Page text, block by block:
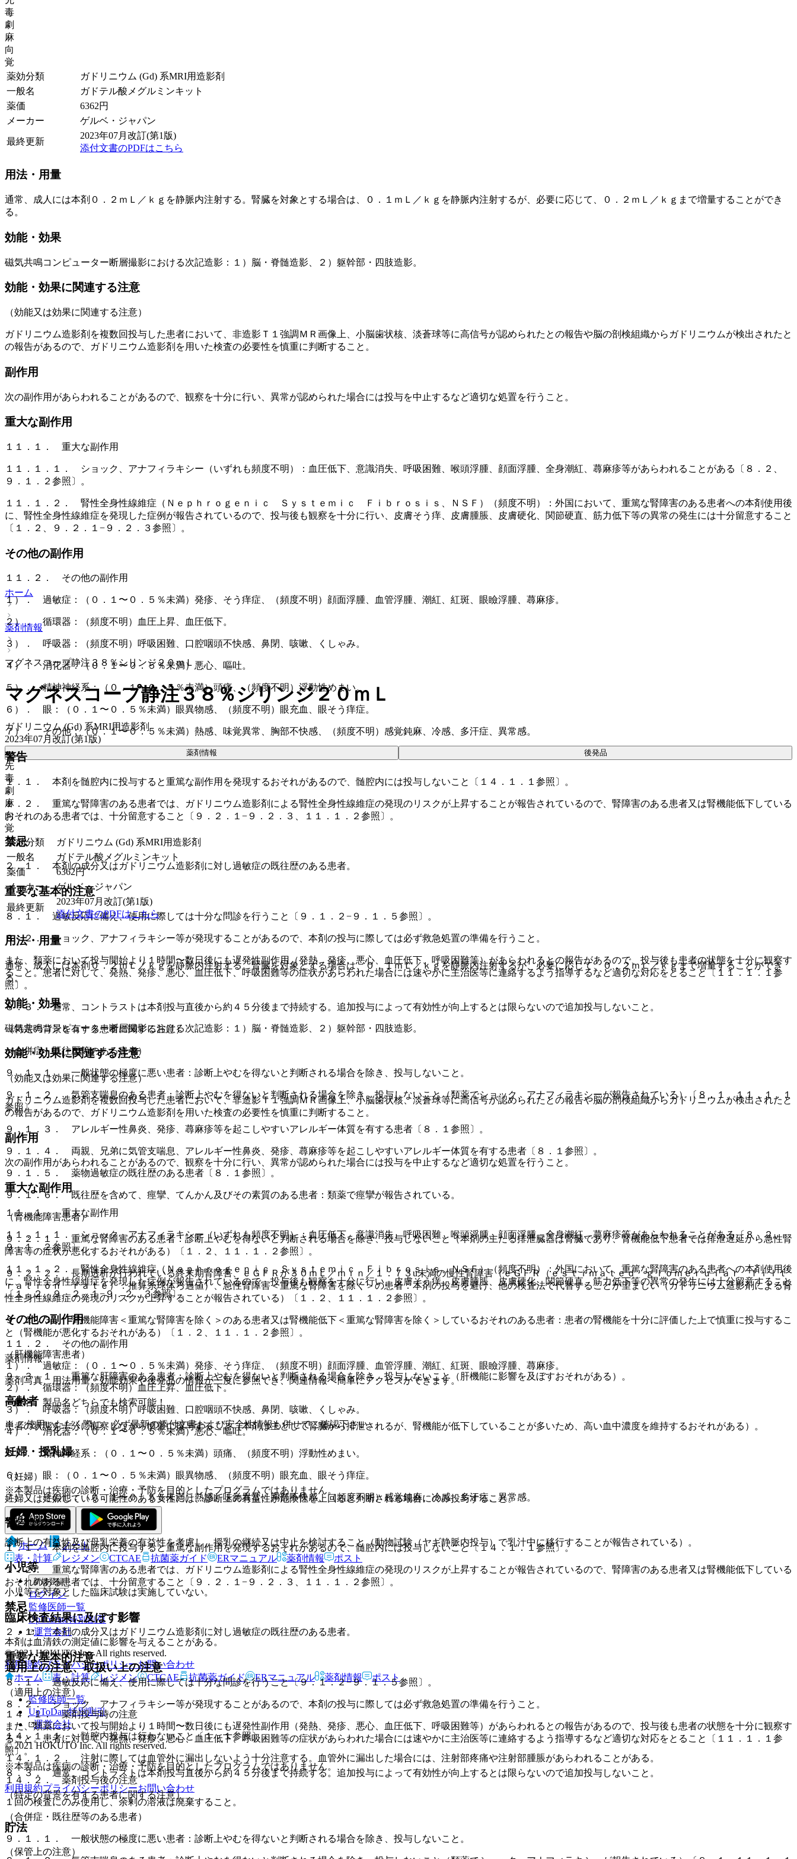
毒
劇
麻
向
覚
薬効分類
ガドリニウム (Gd) 系MRI用造影剤
一般名
ガドテル酸メグルミンキット
薬価
6362円
メーカー
ゲルベ・ジャパン
最終更新
2023年07月改訂(第1版)
添付文書のPDFはこちら
用法・用量
通常、成人には本剤０．２ｍＬ／ｋｇを静脈内注射する。腎臓を対象とする場合は、０．１ｍＬ／ｋｇを静脈内注射するが、必要に応じて、０．２ｍＬ／ｋｇまで増量することができ
る。
効能・効果
磁気共鳴コンピューター断層撮影における次記造影：１）脳・脊髄造影、２）躯幹部・四肢造影。
効能・効果に関連する注意
（効能又は効果に関連する注意）
ガドリニウム造影剤を複数回投与した患者において、非造影Ｔ１強調ＭＲ画像上、小脳歯状核、淡蒼球等に高信号が認められたとの報告や脳の剖検組織からガドリニウムが検出されたと
の報告があるので、ガドリニウム造影剤を用いた検査の必要性を慎重に判断すること。
副作用
次の副作用があらわれることがあるので、観察を十分に行い、異常が認められた場合には投与を中止するなど適切な処置を行うこと。
重大な副作用
１１．１． 重大な副作用
１１．１．１． ショック、アナフィラキシー（いずれも頻度不明）：血圧低下、意識消失、呼吸困難、喉頭浮腫、顔面浮腫、全身潮紅、蕁麻疹等があらわれることがある〔８．２、
９．１．２参照〕。
１１．１．２． 腎性全身性線維症（Ｎｅｐｈｒｏｇｅｎｉｃ Ｓｙｓｔｅｍｉｃ Ｆｉｂｒｏｓｉｓ、ＮＳＦ）（頻度不明）：外国において、重篤な腎障害のある患者への本剤使用後
に、腎性全身性線維症を発現した症例が報告されているので、投与後も観察を十分に行い、皮膚そう痒、皮膚腫脹、皮膚硬化、関節硬直、筋力低下等の異常の発生には十分留意すること
〔１．２、９．２．１−９．２．３参照〕。
その他の副作用
１１．２． その他の副作用
１）． 過敏症：（０．１〜０．５％未満）発疹、そう痒症、（頻度不明）顔面浮腫、血管浮腫、潮紅、紅斑、眼瞼浮腫、蕁麻疹。
２）． 循環器：（頻度不明）血圧上昇、血圧低下。
３）． 呼吸器：（頻度不明）呼吸困難、口腔咽頭不快感、鼻閉、咳嗽、くしゃみ。
４）． 消化器：（０．１〜０．５％未満）悪心、嘔吐。
５）． 精神神経系：（０．１〜０．５％未満）頭痛、（頻度不明）浮動性めまい。
６）． 眼：（０．１〜０．５％未満）眼異物感、（頻度不明）眼充血、眼そう痒症。
７）． その他：（０．１〜０．５％未満）熱感、味覚異常、胸部不快感、（頻度不明）感覚鈍麻、冷感、多汗症、異常感。
警告
１．１． 本剤を髄腔内に投与すると重篤な副作用を発現するおそれがあるので、髄腔内には投与しないこと〔１４．１．１参照〕。
１．２． 重篤な腎障害のある患者では、ガドリニウム造影剤による腎性全身性線維症の発現のリスクが上昇することが報告されているので、腎障害のある患者又は腎機能低下している
おそれのある患者では、十分留意すること〔９．２．１−９．２．３、１１．１．２参照〕。
禁忌
２．１． 本剤の成分又はガドリニウム造影剤に対し過敏症の既往歴のある患者。
重要な基本的注意
８．１． 過敏反応に備え、使用に際しては十分な問診を行うこと〔９．１．２−９．１．５参照〕。
８．２． ショック、アナフィラキシー等が発現することがあるので、本剤の投与に際しては必ず救急処置の準備を行うこと。
また、類薬において投与開始より１時間〜数日後にも遅発性副作用（発熱、発疹、悪心、血圧低下、呼吸困難等）があらわれるとの報告があるので、投与後も患者の状態を十分に観察す
ること。患者に対して、発熱、発疹、悪心、血圧低下、呼吸困難等の症状があらわれた場合には速やかに主治医等に連絡するよう指導するなど適切な対応をとること〔１１．１．１参
照〕。
８．３． 通常、コントラストは本剤投与直後から約４５分後まで持続する。追加投与によって有効性が向上するとは限らないので追加投与しないこと。
（特定の背景を有する患者に関する注意）
（合併症・既往歴等のある患者）
９．１．１． 一般状態の極度に悪い患者：診断上やむを得ないと判断される場合を除き、投与しないこと。
９．１．２． 気管支喘息のある患者：診断上やむを得ないと判断される場合を除き、投与しないこと（類薬でショック、アナフィラキシーが報告されている）〔８．１、１１．１．１
参照〕。
９．１．３． アレルギー性鼻炎、発疹、蕁麻疹等を起こしやすいアレルギー体質を有する患者〔８．１参照〕。
９．１．４． 両親、兄弟に気管支喘息、アレルギー性鼻炎、発疹、蕁麻疹等を起こしやすいアレルギー体質を有する患者〔８．１参照〕。
９．１．５． 薬物過敏症の既往歴のある患者〔８．１参照〕。
９．１．６． 既往歴を含めて、痙攣、てんかん及びその素質のある患者：類薬で痙攣が報告されている。
（腎機能障害患者）
９．２．１． 重篤な腎障害のある患者：診断上やむを得ないと判断される場合を除き、投与しないこと（本剤の主たる排泄臓器は腎臓であり、腎機能低下患者では排泄遅延から急性腎
障害等の症状が悪化するおそれがある）〔１．２、１１．１．２参照〕。
９．２．２． 長期透析が行われている終末期腎障害、ｅＧＦＲが３０ｍＬ／ｍｉｎ／１．７３u未満の慢性腎障害（ｅＧＦＲ（ｅｓｔｉｍａｔｅｄ ｇｌｏｍｅｒｕｌａｒ ｆｉｌｔ
ｒａｔｉｏｎ ｒａｔｅ）：推算糸球体ろ過値）、急性腎障害＜重篤な腎障害を除く＞の患者：本剤の投与を避け、他の検査法で代替することが望ましい（ガドリニウム造影剤による腎
性全身性線維症の発現のリスクが上昇することが報告されている）〔１．２、１１．１．２参照〕。
９．２．３． 腎機能障害＜重篤な腎障害を除く＞のある患者又は腎機能低下＜重篤な腎障害を除く＞しているおそれのある患者：患者の腎機能を十分に評価した上で慎重に投与するこ
と（腎機能が悪化するおそれがある）〔１．２、１１．１．２参照〕。
（肝機能障害患者）
９．３．１． 重篤な肝障害のある患者：診断上やむを得ないと判断される場合を除き、投与しないこと（肝機能に影響を及ぼすおそれがある）。
高齢者
患者の状態を十分に観察しながら慎重に投与すること（本剤は主として腎臓から排泄されるが、腎機能が低下していることが多いため、高い血中濃度を維持するおそれがある）。
妊婦・授乳婦
（妊婦）
妊婦又は妊娠している可能性のある女性には、診断上の有益性が危険性を上回ると判断される場合にのみ投与すること。
（授乳婦）
診断上の有益性及び母乳栄養の有益性を考慮し、授乳の継続又は中止を検討すること（動物試験（ヤギ静脈内投与）で乳汁中に移行することが報告されている）。
小児等
小児等を対象とした臨床試験は実施していない。
臨床検査結果に及ぼす影響
本剤は血清鉄の測定値に影響を与えることがある。
適用上の注意、取扱い上の注意
（適用上の注意）
１４．１． 薬剤投与時の注意
１４．１．１． 髄腔内投与は行わないこと〔１．１参照〕。
１４．１．２． 注射に際しては血管外に漏出しないよう十分注意する。血管外に漏出した場合には、注射部疼痛や注射部腫脹があらわれることがある。
１４．２． 薬剤投与後の注意
１回の検査にのみ使用し、余剰の溶液は廃棄すること。
貯法
（保管上の注意）
ホーム
薬剤情報
マグネスコープ静注３８％シリンジ２０ｍＬ
マグネスコープ静注３８％シリンジ２０ｍＬ
ガドリニウム (Gd) 系MRI用造影剤
2023年07月改訂(第1版)
薬剤情報 後発品
先
毒
劇
麻
向
覚
薬効分類
ガドリニウム (Gd) 系MRI用造影剤
一般名
ガドテル酸メグルミンキット
薬価
6362円
メーカー
ゲルベ・ジャパン
最終更新
2023年07月改訂(第1版)
添付文書のPDFはこちら
用法・用量
通常、成人には本剤０．２ｍＬ／ｋｇを静脈内注射する。腎臓を対象とする場合は、０．１ｍＬ／ｋｇを静脈内注射するが、必要に応じて、０．２ｍＬ／ｋｇまで増量することができ
る。
効能・効果
磁気共鳴コンピューター断層撮影における次記造影：１）脳・脊髄造影、２）躯幹部・四肢造影。
効能・効果に関連する注意
（効能又は効果に関連する注意）
ガドリニウム造影剤を複数回投与した患者において、非造影Ｔ１強調ＭＲ画像上、小脳歯状核、淡蒼球等に高信号が認められたとの報告や脳の剖検組織からガドリニウムが検出されたと
の報告があるので、ガドリニウム造影剤を用いた検査の必要性を慎重に判断すること。
副作用
次の副作用があらわれることがあるので、観察を十分に行い、異常が認められた場合には投与を中止するなど適切な処置を行うこと。
重大な副作用
１１．１． 重大な副作用
１１．１．１． ショック、アナフィラキシー（いずれも頻度不明）：血圧低下、意識消失、呼吸困難、喉頭浮腫、顔面浮腫、全身潮紅、蕁麻疹等があらわれることがある〔８．２、
９．１．２参照〕。
１１．１．２． 腎性全身性線維症（Ｎｅｐｈｒｏｇｅｎｉｃ Ｓｙｓｔｅｍｉｃ Ｆｉｂｒｏｓｉｓ、ＮＳＦ）（頻度不明）：外国において、重篤な腎障害のある患者への本剤使用後
に、腎性全身性線維症を発現した症例が報告されているので、投与後も観察を十分に行い、皮膚そう痒、皮膚腫脹、皮膚硬化、関節硬直、筋力低下等の異常の発生には十分留意すること
〔１．２、９．２．１−９．２．３参照〕。
その他の副作用
１１．２． その他の副作用
１）． 過敏症：（０．１〜０．５％未満）発疹、そう痒症、（頻度不明）顔面浮腫、血管浮腫、潮紅、紅斑、眼瞼浮腫、蕁麻疹。
２）． 循環器：（頻度不明）血圧上昇、血圧低下。
３）． 呼吸器：（頻度不明）呼吸困難、口腔咽頭不快感、鼻閉、咳嗽、くしゃみ。
４）． 消化器：（０．１〜０．５％未満）悪心、嘔吐。
５）． 精神神経系：（０．１〜０．５％未満）頭痛、（頻度不明）浮動性めまい。
６）． 眼：（０．１〜０．５％未満）眼異物感、（頻度不明）眼充血、眼そう痒症。
７）． その他：（０．１〜０．５％未満）熱感、味覚異常、胸部不快感、（頻度不明）感覚鈍麻、冷感、多汗症、異常感。
警告
１．１． 本剤を髄腔内に投与すると重篤な副作用を発現するおそれがあるので、髄腔内には投与しないこと〔１４．１．１参照〕。
１．２． 重篤な腎障害のある患者では、ガドリニウム造影剤による腎性全身性線維症の発現のリスクが上昇することが報告されているので、腎障害のある患者又は腎機能低下している
おそれのある患者では、十分留意すること〔９．２．１−９．２．３、１１．１．２参照〕。
禁忌
２．１． 本剤の成分又はガドリニウム造影剤に対し過敏症の既往歴のある患者。
重要な基本的注意
８．１． 過敏反応に備え、使用に際しては十分な問診を行うこと〔９．１．２−９．１．５参照〕。
８．２． ショック、アナフィラキシー等が発現することがあるので、本剤の投与に際しては必ず救急処置の準備を行うこと。
また、類薬において投与開始より１時間〜数日後にも遅発性副作用（発熱、発疹、悪心、血圧低下、呼吸困難等）があらわれるとの報告があるので、投与後も患者の状態を十分に観察す
ること。患者に対して、発熱、発疹、悪心、血圧低下、呼吸困難等の症状があらわれた場合には速やかに主治医等に連絡するよう指導するなど適切な対応をとること〔１１．１．１参
照〕。
８．３． 通常、コントラストは本剤投与直後から約４５分後まで持続する。追加投与によって有効性が向上するとは限らないので追加投与しないこと。
（特定の背景を有する患者に関する注意）
（合併症・既往歴等のある患者）
９．１．１． 一般状態の極度に悪い患者：診断上やむを得ないと判断される場合を除き、投与しないこと。
薬剤情報
薬剤写真、用法用量、効能効果や後発品の情報が一度に参照でき、関連情報へ簡単にアクセスができます。
一般名、製品名どちらでも検索可能！
※ ご使用いただく際に、必ず最新の添付文書および安全性情報も併せてご確認下さい。
※本製品は疾病の診断・治療・予防を目的としたプログラムではありません。
ホーム
ノート
表・計算
レジメン CTCAE 抗菌薬ガイド ERマニュアル 薬剤情報 ポスト
新規登録
ログイン
監修医師一覧
UpToDate特別割引
運営会社
© 2021 HOKUTO Inc. All rights reserved.
利用規約プライバシーポリシーお問い合わせ
ホーム
表・計算 レジメン CTCAE 抗菌薬ガイド ERマニュアル 薬剤情報 ポスト
監修医師一覧
UpToDate特別割引
運営会社
© 2021 HOKUTO Inc. All rights reserved.
※本製品は疾病の診断・治療・予防を目的としたプログラムではありません。
利用規約プライバシーポリシーお問い合わせ